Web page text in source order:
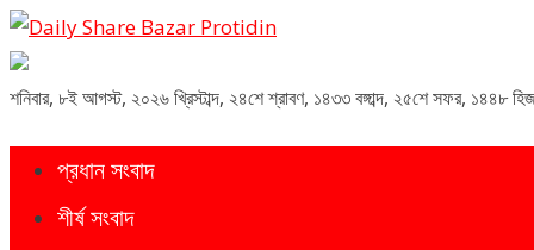
Daily Share Bazar Protidin
Daily ShareBazar Protidin
শনিবার, ৮ই আগস্ট, ২০২৬ খ্রিস্টাব্দ, ২৪শে শ্রাবণ, ১৪৩৩ বঙ্গাব্দ, ২৫শে সফর, ১৪৪৮
প্রধান সংবাদ
শীর্ষ সংবাদ